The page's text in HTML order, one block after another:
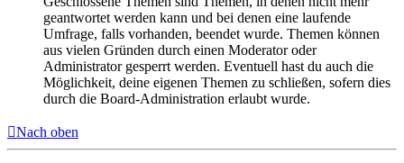
geantwortet werden kann und bei denen eine laufende
Umfrage, falls vorhanden, beendet wurde. Themen können
aus vielen Gründen durch einen Moderator oder
Administrator gesperrt werden. Eventuell hast du auch die
Möglichkeit, deine eigenen Themen zu schließen, sofern dies
durch die Board-Administration erlaubt wurde.
Nach oben